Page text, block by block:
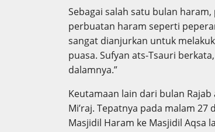
Sebagai salah satu bulan
perbuatan haram seperti
sangat dianjurkan untuk
puasa. Sufyan ats-Tsauri
dalamnya.”
Keutamaan lain dari bulan
Mi’raj. Tepatnya pada malam
Masjidil Haram ke Masjidil Aqsa